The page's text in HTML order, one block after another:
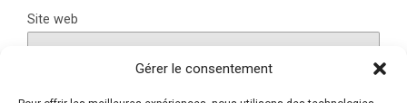
Gérer le consentement
Site web